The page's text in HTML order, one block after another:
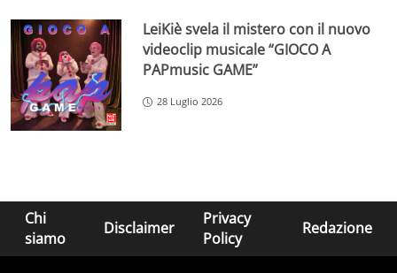
LeiKiè svela il mistero con il nuovo
videoclip musicale “GIOCO A
PAPmusic GAME”
28 Luglio 2026
Chi
siamo
Disclaimer
Privacy
Policy
Redazione